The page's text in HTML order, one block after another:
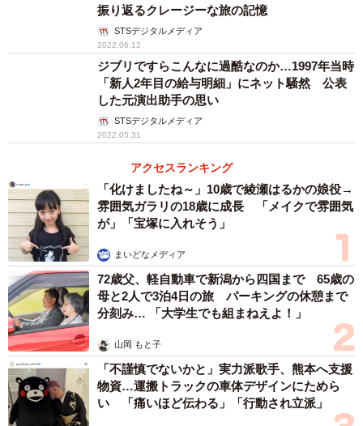
振り返るクレージーな旅の記憶
STSデジタルメディア
2022.06.12
ジブリですらこんなに過酷なのか…1997年当時
「新人2年目の給与明細」にネット騒然 公表
した元演出助手の思い
STSデジタルメディア
2022.05.31
アクセスランキング
「化けましたね～」10歳で綾瀬はるかの娘役→
雰囲気ガラリの18歳に成長 「メイクで雰囲気
が」「宝塚に入れそう」
まいどなメディア
72歳父、軽自動車で新潟から四国まで 65歳の
母と2人で3泊4日の旅 パーキングの休憩まで
分刻み… 「大学生でも組まねえよ！」
山岡 もと子
「不謹慎でないかと」実力派歌手、熊本へ支援
物資…運搬トラックの車体デザインにためら
い 「痛いほど伝わる」「行動され立派」